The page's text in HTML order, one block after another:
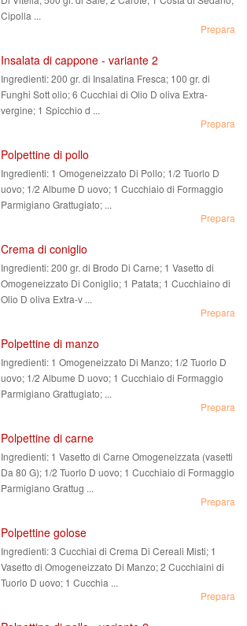
Cipolla ...
Prepara
Insalata di cappone - variante 2
Ingredienti:200 gr. di Insalatina Fresca; 100 gr. di
Funghi Sott olio; 6 Cucchiai di Olio D oliva Extra-
vergine; 1 Spicchio d ...
Prepara
Polpettine di pollo
Ingredienti: 1 Omogeneizzato Di Pollo; 1/2 Tuorlo D
uovo; 1/2 Albume D uovo; 1 Cucchiaio di Formaggio
Parmigiano Grattugiato; ...
Prepara
Crema di coniglio
Ingredienti:200 gr. di Brodo Di Carne; 1 Vasetto di
Omogeneizzato Di Coniglio; 1 Patata; 1 Cucchiaino di
Olio D oliva Extra-v ...
Prepara
Polpettine di manzo
Ingredienti: 1 Omogeneizzato Di Manzo; 1/2 Tuorlo D
uovo; 1/2 Albume D uovo; 1 Cucchiaio di Formaggio
Parmigiano Grattugiato; ...
Prepara
Polpettine di carne
Ingredienti: 1 Vasetto di Carne Omogeneizzata (vasetti
Da 80 G); 1/2 Tuorlo D uovo; 1 Cucchiaio di Formaggio
Parmigiano Grattug ...
Prepara
Polpettine golose
Ingredienti:3 Cucchiai di Crema Di Cereali Misti; 1
Vasetto di Omogeneizzato Di Manzo; 2 Cucchiaini di
Tuorlo D uovo; 1 Cucchia ...
Prepara